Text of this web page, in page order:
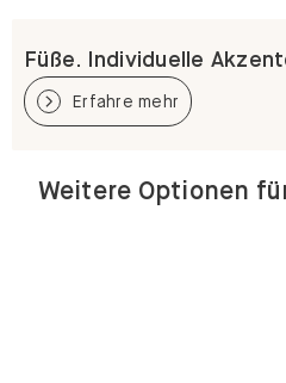
Füße. Individuelle
Erfahre mehr
Weitere Optionen für